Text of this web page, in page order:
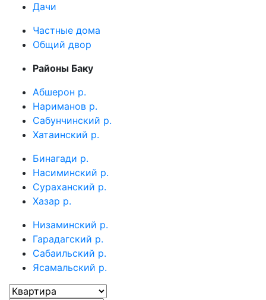
Дачи
Частные дома
Общий двор
Районы Баку
Абшерон р.
Нариманов р.
Сабунчинский р.
Хатаинский р.
Бинагади р.
Насиминский р.
Сураханский р.
Хазар р.
Низаминский р.
Гарадагский р.
Сабаильский р.
Ясамальский р.